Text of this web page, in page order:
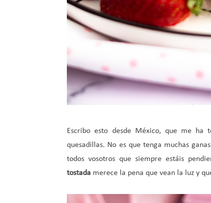
Escribo esto desde México, que me
quesadillas. No es que tenga muchas
todos vosotros que siempre estáis
tostada merece la pena que vean la luz y